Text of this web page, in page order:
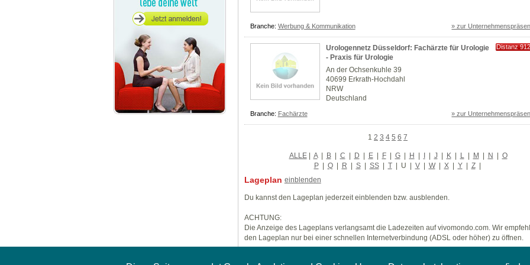
Branche: Werbung & Kommunikation » zur
Urologennetz Düsseldorf: Fachärzte für Urologie
- Praxis für Urologie
Distanz
An der Ochsenkuhle 39
40699 Erkrath-Hochdahl
NRW
Deutschland
Branche: Fachärzte » zur
1 2 3 4 5 6 7
ALLE| A | B | C | D | E | F | G | H | I | J | K | L | M | N | O
P | Q | R | S | SS | T | U | V | W | X | Y | Z |
Lageplan einblenden
Du kannst den Lageplan jederzeit einblenden bzw. ausblenden.
ACHTUNG:
Die Anzeige des Lageplans verlangsamt die Ladezeiten auf vivomondo.com. Wir
den Lageplan nur bei einer schnellen Internetverbindung (ADSL oder höher) zu öffnen.